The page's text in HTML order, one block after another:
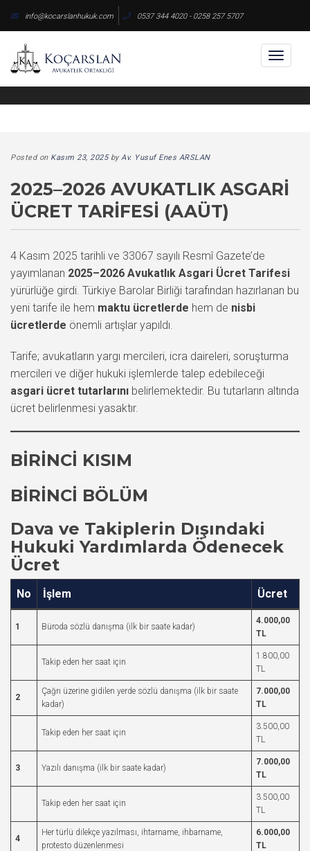
content
info@kocarslanhukuk.com 0537 344 4020 - 0258 257 5707
Posted on Kasım 23, 2025byAv. Yusuf Enes ARSLAN
2025–2026 AVUKATLIK ASGARI
ÜCRET TARIFESI (AAÜT)
4 Kasım 2025 tarihli ve 33067 sayılı Resmî Gazete’de
yayımlanan 2025–2026 Avukatlık Asgari Ücret Tarifesi
yürürlüğe girdi. Türkiye Barolar Birliği tarafından hazırlanan bu
yeni tarife ile hem maktu ücretlerde hem de nisbi
ücretlerde önemli artışlar yapıldı.
Tarife; avukatların yargı mercileri, icra daireleri, soruşturma
mercileri ve diğer hukuki işlemlerde talep edebileceği
asgari ücret tutarlarını belirlemektedir. Bu tutarların altında
ücret belirlenmesi yasaktır.
BİRİNCİ KISIM
BİRİNCİ BÖLÜM
Dava ve Takiplerin Dışındaki
Hukuki Yardımlarda Ödenecek
Ücret
No İşlem Ücret
1 Büroda sözlü danışma (ilk bir saate kadar)
4.000,00
TL
Takip eden her saat için
1.800,00
TL
2
Çağrı üzerine gidilen yerde sözlü danışma (ilk bir saate
kadar)
7.000,00
TL
Takip eden her saat için
3.500,00
TL
3 Yazılı danışma (ilk bir saate kadar)
7.000,00
TL
Takip eden her saat için
3.500,00
TL
4
Her türlü dilekçe yazılması, ihtarname, ihbarname,
protesto düzenlenmesi
6.000,00
TL